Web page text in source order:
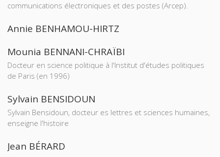
communications électroniques et des postes (Arcep).
Annie BENHAMOU-HIRTZ
Mounia BENNANI-CHRAÏBI
Docteur en science politique à l'Institut d'études politiques
de Paris (en 1996)
Sylvain BENSIDOUN
Sylvain Bensidoun, docteur es lettres et sciences humaines,
enseigne l'histoire
Jean BÉRARD